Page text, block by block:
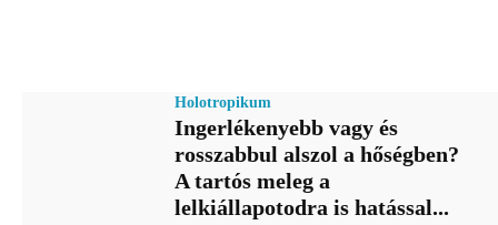
Holotropikum
Ingerlékenyebb vagy és
rosszabbul alszol a hőségben?
A tartós meleg a
lelkiállapotodra is hatással...